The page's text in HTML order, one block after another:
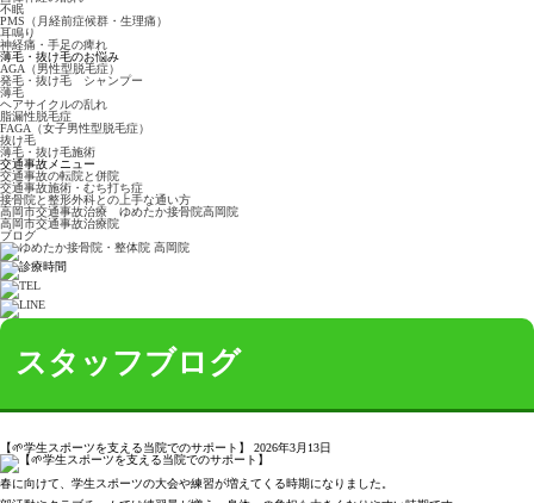
不眠
PMS（月経前症候群・生理痛）
耳鳴り
神経痛・手足の痺れ
薄毛・抜け毛のお悩み
AGA（男性型脱毛症）
発毛・抜け毛 シャンプー
薄毛
ヘアサイクルの乱れ
脂漏性脱毛症
FAGA（女子男性型脱毛症）
抜け毛
薄毛・抜け毛施術
交通事故メニュー
交通事故の転院と併院
交通事故施術・むち打ち症
接骨院と整形外科との上手な通い方
高岡市交通事故治療 ゆめたか接骨院高岡院
高岡市交通事故治療院
ブログ
スタッフブログ
【🌱学生スポーツを支える当院でのサポート】 2026年3月13日
春に向けて、学生スポーツの大会や練習が増えてくる時期になりました。